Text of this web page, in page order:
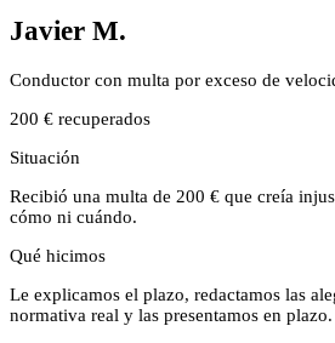
Javier M.
Conductor con multa por exceso de
200 € recuperados
Situación
Recibió una multa de 200 € que creía
cómo ni cuándo.
Qué hicimos
Le explicamos el plazo, redactamos las
normativa real y las presentamos en plazo.